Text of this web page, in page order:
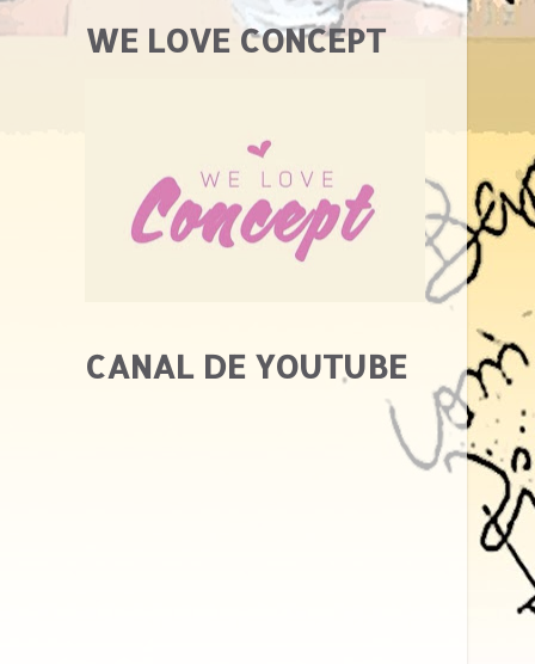
WE LOVE CONCEPT
CANAL DE YOUTUBE